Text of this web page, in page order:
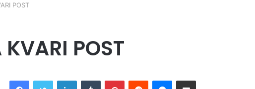
POST
POST